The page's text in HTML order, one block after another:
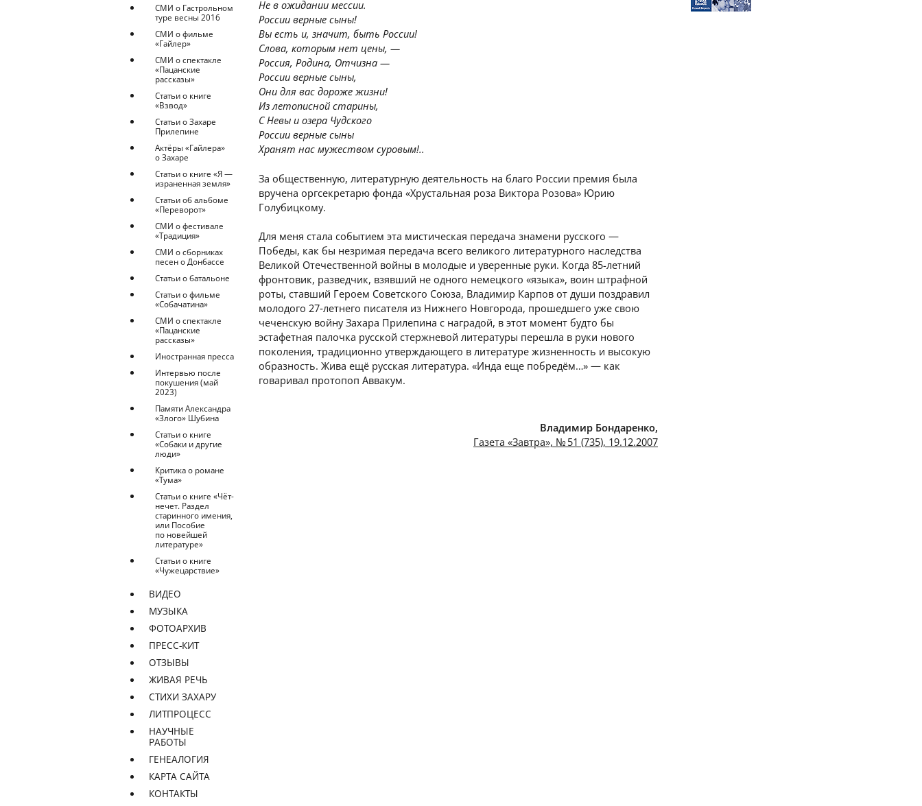
СМИ о Гастрольном
туре весны 2016
СМИ о фильме
«Гайлер»
СМИ о спектакле
«Пацанские
рассказы»
Статьи о книге
«Взвод»
Статьи о Захаре
Прилепине
Актёры «Гайлера»
о Захаре
Статьи о книге «Я —
израненная земля»
Статьи об альбоме
«Переворот»
СМИ о фестивале
«Традиция»
СМИ о сборниках
песен о Донбассе
Статьи о батальоне
Статьи о фильме
«Собачатина»
СМИ о спектакле
«Пацанские
рассказы»
Иностранная пресса
Интервью после
покушения (май
2023)
Памяти Александра
«Злого» Шубина
Статьи о книге
«Собаки и другие
люди»
Критика о романе
«Тума»
Статьи о книге «Чёт-
нечет. Раздел
старинного имения,
или Пособие
по новейшей
литературе»
Статьи о книге
«Чужецарствие»
ВИДЕО
МУЗЫКА
ФОТОАРХИВ
ПРЕСС-КИТ
ОТЗЫВЫ
ЖИВАЯ РЕЧЬ
СТИХИ ЗАХАРУ
ЛИТПРОЦЕСС
НАУЧНЫЕ
РАБОТЫ
ГЕНЕАЛОГИЯ
КАРТА САЙТА
КОНТАКТЫ
Не в ожидании мессии.
России верные сыны!
Вы есть и, значит, быть России!
Слова, которым нет цены, —
Россия, Родина, Отчизна —
России верные сыны,
Они для вас дороже жизни!
Из летописной старины,
С Невы и озера Чудского
России верные сыны
Хранят нас мужеством суровым!..
За общественную, литературную деятельность на благо России премия была
вручена оргсекретарю фонда «Хрустальная роза Виктора Розова» Юрию
Голубицкому.
Для меня стала событием эта мистическая передача знамени русского —
Победы, как бы незримая передача всего великого литературного наследства
Великой Отечественной войны в молодые и уверенные руки. Когда 85-летний
фронтовик, разведчик, взявший не одного немецкого «языка», воин штрафной
роты, ставший Героем Советского Союза, Владимир Карпов от души поздравил
молодого 27‑летнего писателя из Нижнего Новгорода, прошедшего уже свою
чеченскую войну Захара Прилепина с наградой, в этот момент будто бы
эстафетная палочка русской стержневой литературы перешла в руки нового
поколения, традиционно утверждающего в литературе жизненность и высокую
образность. Жива ещё русская литература. «Инда еще побредём…» — как
говаривал протопоп Аввакум.
Владимир Бондаренко,
Газета «Завтра», № 51 (735), 19.12.2007